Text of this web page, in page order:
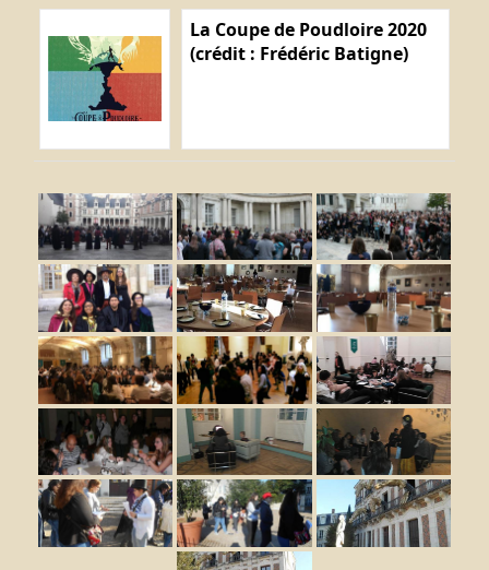
La Coupe de Poudloire 2020
(crédit : Frédéric Batigne)